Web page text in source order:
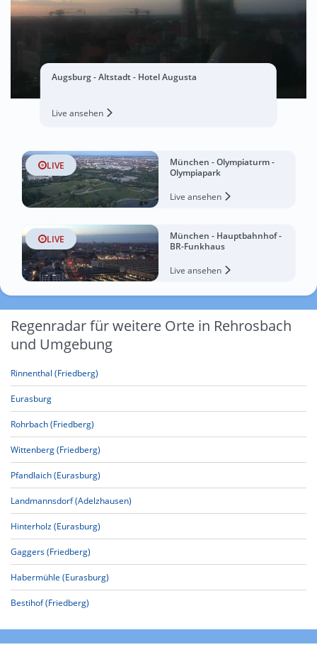
Augsburg - Altstadt - Hotel Augusta
Live ansehen
LIVE
München - Olympiaturm -
Olympiapark
Live ansehen
LIVE
München - Hauptbahnhof -
BR-Funkhaus
Live ansehen
Regenradar für weitere Orte in Rehrosbach
und Umgebung
Rinnenthal (Friedberg)
Eurasburg
Rohrbach (Friedberg)
Wittenberg (Friedberg)
Pfandlaich (Eurasburg)
Landmannsdorf (Adelzhausen)
Hinterholz (Eurasburg)
Gaggers (Friedberg)
Habermühle (Eurasburg)
Bestihof (Friedberg)